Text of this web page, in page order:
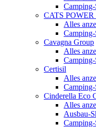
CATS
Alles
Cavagna Group
Alles
Certisil
Alles
Cinderella Eco
Alles
Ausbau-